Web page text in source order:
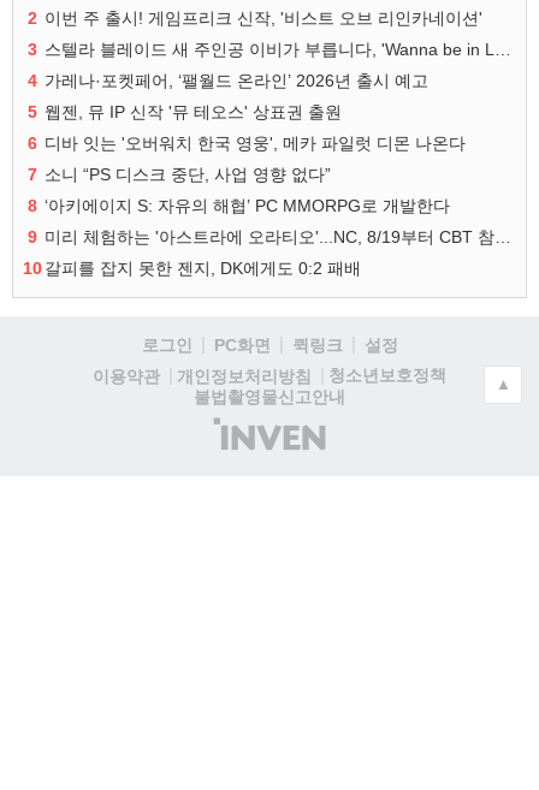
2 이번 주 출시! 게임프리크 신작, '비스트 오브 리인카네이션'
3
4 가레나·포켓페어, ‘팰월드 온라인’ 2026년 출시 예고
5 웹젠, 뮤 IP 신작 '뮤 테오스' 상표권 출원
6 디바 잇는 '오버워치 한국 영웅', 메카 파일럿 디몬 나온다
7 소니 “PS 디스크 중단, 사업 영향 없다”
8 ‘아키에이지 S: 자유의 해협’ PC MMORPG로 개발한다
9
10갈피를 잡지 못한 젠지, DK에게도 0:2 패배
로그인 PC화면 퀵링크
설정
이용약관
개인정보처리방침
청소년보호정책
불법촬영물신고안내
(주)
인
▲